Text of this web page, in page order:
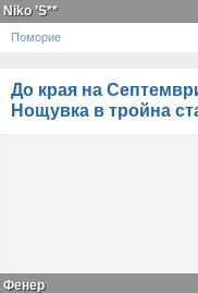
Niko ’S**
Поморие
До края на
Нощувка в тройна
Фенер